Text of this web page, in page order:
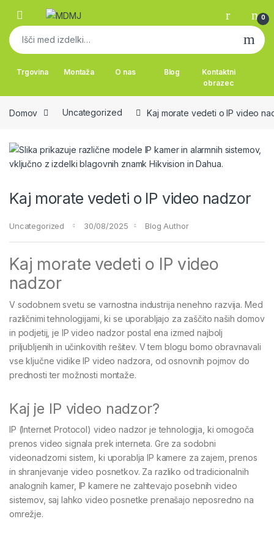
Skip to navigation
Skip to content
0
Išči:
Trgovina Montaža O nas Blog
Kontaktni
obrazec
Domov Uncategorized Kaj morate vedeti o IP video
Kaj morate vedeti o IP video nadzor
Uncategorized 30/08/2025 Blog Author
Kaj morate vedeti o IP video
nadzor
V sodobnem svetu se varnostna industrija nenehno razvija. Med
različnimi tehnologijami, ki se uporabljajo za zaščito naših domov
in podjetij, je IP video nadzor postal ena izmed najbolj
priljubljenih in učinkovitih rešitev. V tem blogu bomo obravnavali
vse ključne vidike IP video nadzora, od osnovnih pojmov do
prednosti ter možnosti montaže.
Kaj je IP video nadzor?
IP (Internet Protocol) video nadzor je tehnologija, ki omogoča
prenos video signala prek interneta. Gre za sodobni
videonadzorni sistem, ki uporablja IP kamere za zajem, prenos
in shranjevanje video posnetkov. Za razliko od tradicionalnih
analognih kamer, IP kamere ne zahtevajo posebnih video
sistemov, saj lahko video posnetke prenašajo neposredno na
omrežje.